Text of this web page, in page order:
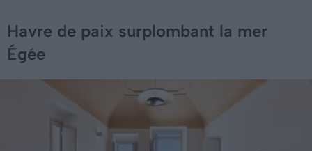
Havre de paix surplombant la mer
Égée